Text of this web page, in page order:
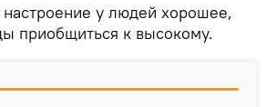
у людей хорошее,
приобщиться к высокому.